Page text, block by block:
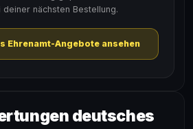
deiner nächsten Bestellung.
Ehrenamt-Angebote ansehen
deutsches